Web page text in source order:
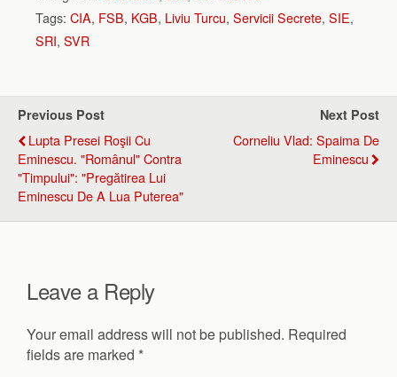
Tags: CIA, FSB, KGB, Liviu Turcu, Servicii Secrete, SIE,
SRI, SVR
Previous Post
Lupta Presei Roşii Cu
Eminescu. "Românul" Contra
"Timpului": "Pregătirea Lui
Eminescu De A Lua Puterea"
Next Post
Corneliu Vlad: Spaima De
Eminescu
Leave a Reply
Your email address will not be published. Required
fields are marked *